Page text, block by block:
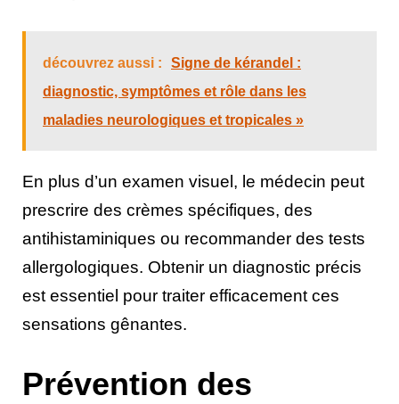
découvrez aussi :
Signe de kérandel :
diagnostic, symptômes et rôle dans les
maladies neurologiques et tropicales »
En plus d’un examen visuel, le médecin peut
prescrire des crèmes spécifiques, des
antihistaminiques ou recommander des tests
allergologiques. Obtenir un diagnostic précis
est essentiel pour traiter efficacement ces
sensations gênantes.
Prévention des